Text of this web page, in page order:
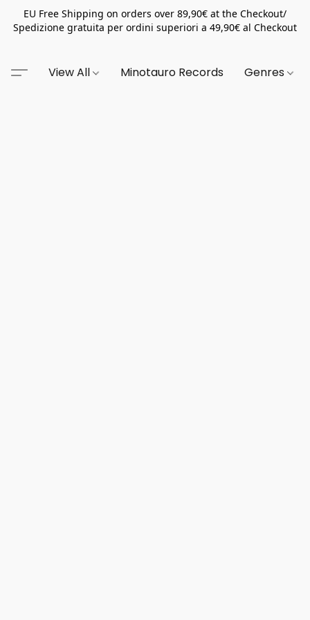
EU Free Shipping on orders over 89,90€ at the Checkout/
Spedizione gratuita per ordini superiori a 49,90€ al Checkout
View All Minotauro Records Genres